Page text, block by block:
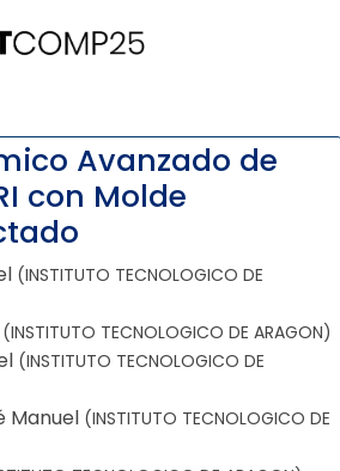
Avanzado de
con Molde
(INSTITUTO TECNOLOGICO DE
(INSTITUTO TECNOLOGICO DE ARAGON)
(INSTITUTO TECNOLOGICO DE
Manuel (INSTITUTO TECNOLOGICO DE